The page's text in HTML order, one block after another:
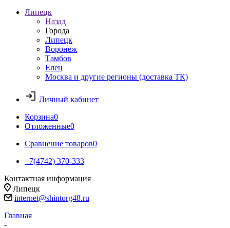
Липецк
Назад
Города
Липецк
Воронеж
Тамбов
Елец
Москва и другие регионы (доставка ТК)
Личный кабинет
Корзина0
Отложенные0
Сравнение товаров0
+7(4742) 370-333
Контактная информация
Липецк
internet@shintorg48.ru
Главная
-